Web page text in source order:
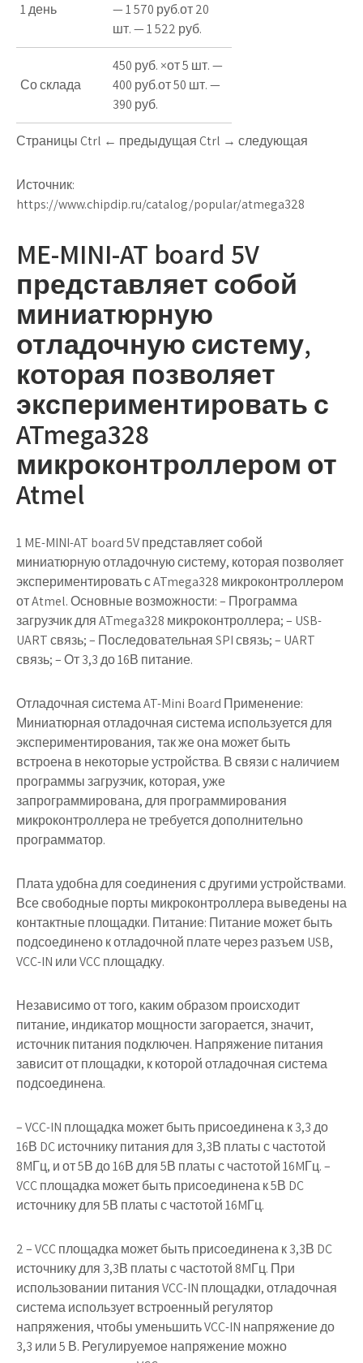
1 день
— 1 570 руб.от 20
шт. — 1 522 руб.
Со склада
450 руб. ×от 5 шт. —
400 руб.от 50 шт. —
390 руб.
Страницы Ctrl ← предыдущая Ctrl → следующая
Источник:
https://www.chipdip.ru/catalog/popular/atmega328
ME-MINI-AT board 5V
представляет собой
миниатюрную
отладочную систему,
которая позволяет
экспериментировать с
ATmega328
микроконтроллером от
Atmel
1 ME-MINI-AT board 5V представляет собой
миниатюрную отладочную систему, которая позволяет
экспериментировать с ATmega328 микроконтроллером
от Atmel. Основные возможности: – Программа
загрузчик для ATmega328 микроконтроллера; – USB-
UART связь; – Последовательная SPI связь; – UART
связь; – От 3,3 до 16В питание.
Отладочная система AT-Mini Board Применение:
Миниатюрная отладочная система используется для
экспериментирования, так же она может быть
встроена в некоторые устройства. В связи с наличием
программы загрузчик, которая, уже
запрограммирована, для программирования
микроконтроллера не требуется дополнительно
программатор.
Плата удобна для соединения с другими устройствами.
Все свободные порты микроконтроллера выведены на
контактные площадки. Питание: Питание может быть
подсоединено к отладочной плате через разъем USB,
VCC-IN или VCC площадку.
Независимо от того, каким образом происходит
питание, индикатор мощности загорается, значит,
источник питания подключен. Напряжение питания
зависит от площадки, к которой отладочная система
подсоединена.
– VCC-IN площадка может быть присоединена к 3,3 до
16В DC источнику питания для 3,3В платы с частотой
8MГц, и от 5В до 16В для 5В платы с частотой 16MГц. –
VCC площадка может быть присоединена к 5В DC
источнику для 5В платы с частотой 16MГц.
2 – VCC площадка может быть присоединена к 3,3В DC
источнику для 3,3В платы с частотой 8MГц. При
использовании питания VCC-IN площадки, отладочная
система использует встроенный регулятор
напряжения, чтобы уменьшить VCC-IN напряжение до
3,3 или 5 В. Регулируемое напряжение можно